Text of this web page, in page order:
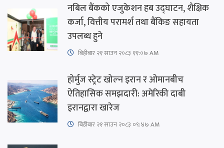
नबिल बैंकको एजुकेशन हब उद्घाटन, शैक्षिक
कर्जा, वित्तीय परामर्श तथा बैंकिङ सहायता
उपलब्ध हुने
बिहीबार २१ साउन २०८३ ११:०७ AM
होर्मुज स्ट्रेट खोल्न इरान र ओमानबीच
ऐतिहासिक समझदारी: अमेरिकी दाबी
इरानद्वारा खारेज
बिहीबार २१ साउन २०८३ ०९:४७ AM